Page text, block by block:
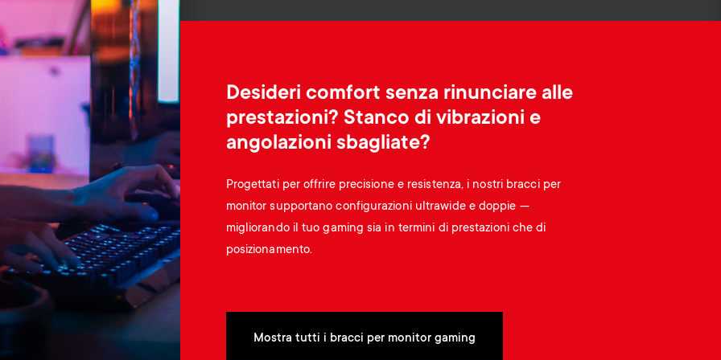
o
d
r
y
r
Cavi
Gestione dei cavi
o
d
r
y
Desideri comfort senza rinunciare alle
prestazioni? Stanco di vibrazioni e
angolazioni sbagliate?
Progettati per offrire precisione e resistenza, i nostri bracci per
monitor supportano configurazioni ultrawide e doppie —
migliorando il tuo gaming sia in termini di prestazioni che di
posizionamento.
Mostra tutti i bracci per monitor gaming